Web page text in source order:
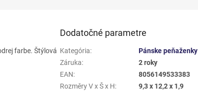
farbe. Štýlová
Dodatočné parametre
Kategória:
Pánske peňaženky
Záruka:
2 roky
EAN:
8056149533383
Rozměry V x Š x H:
9,3 x 12,2 x 1,9